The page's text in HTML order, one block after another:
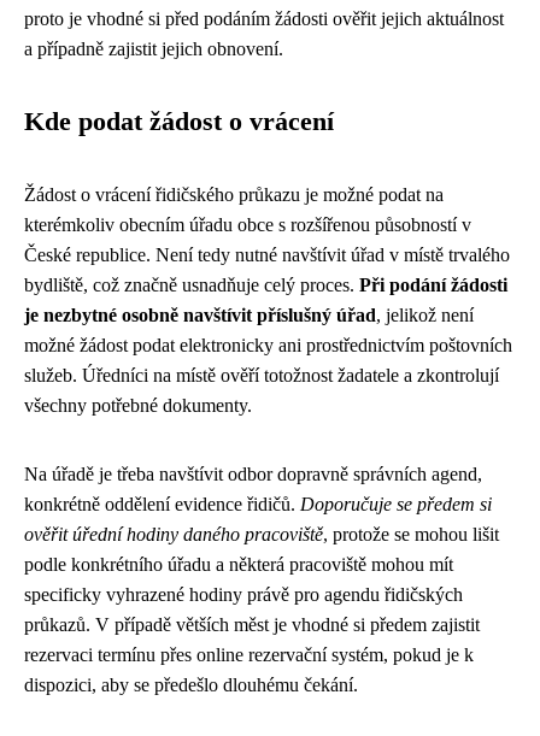
proto je vhodné si před podáním žádosti ověřit jejich aktuálnost
a případně zajistit jejich obnovení.
Kde podat žádost o vrácení
Žádost o vrácení řidičského průkazu je možné podat na
kterémkoliv obecním úřadu obce s rozšířenou působností v
České republice. Není tedy nutné navštívit úřad v místě trvalého
bydliště, což značně usnadňuje celý proces. Při podání žádosti
je nezbytné osobně navštívit příslušný úřad, jelikož není
možné žádost podat elektronicky ani prostřednictvím poštovních
služeb. Úředníci na místě ověří totožnost žadatele a zkontrolují
všechny potřebné dokumenty.
Na úřadě je třeba navštívit odbor dopravně správních agend,
konkrétně oddělení evidence řidičů. Doporučuje se předem si
ověřit úřední hodiny daného pracoviště, protože se mohou lišit
podle konkrétního úřadu a některá pracoviště mohou mít
specificky vyhrazené hodiny právě pro agendu řidičských
průkazů. V případě větších měst je vhodné si předem zajistit
rezervaci termínu přes online rezervační systém, pokud je k
dispozici, aby se předešlo dlouhému čekání.